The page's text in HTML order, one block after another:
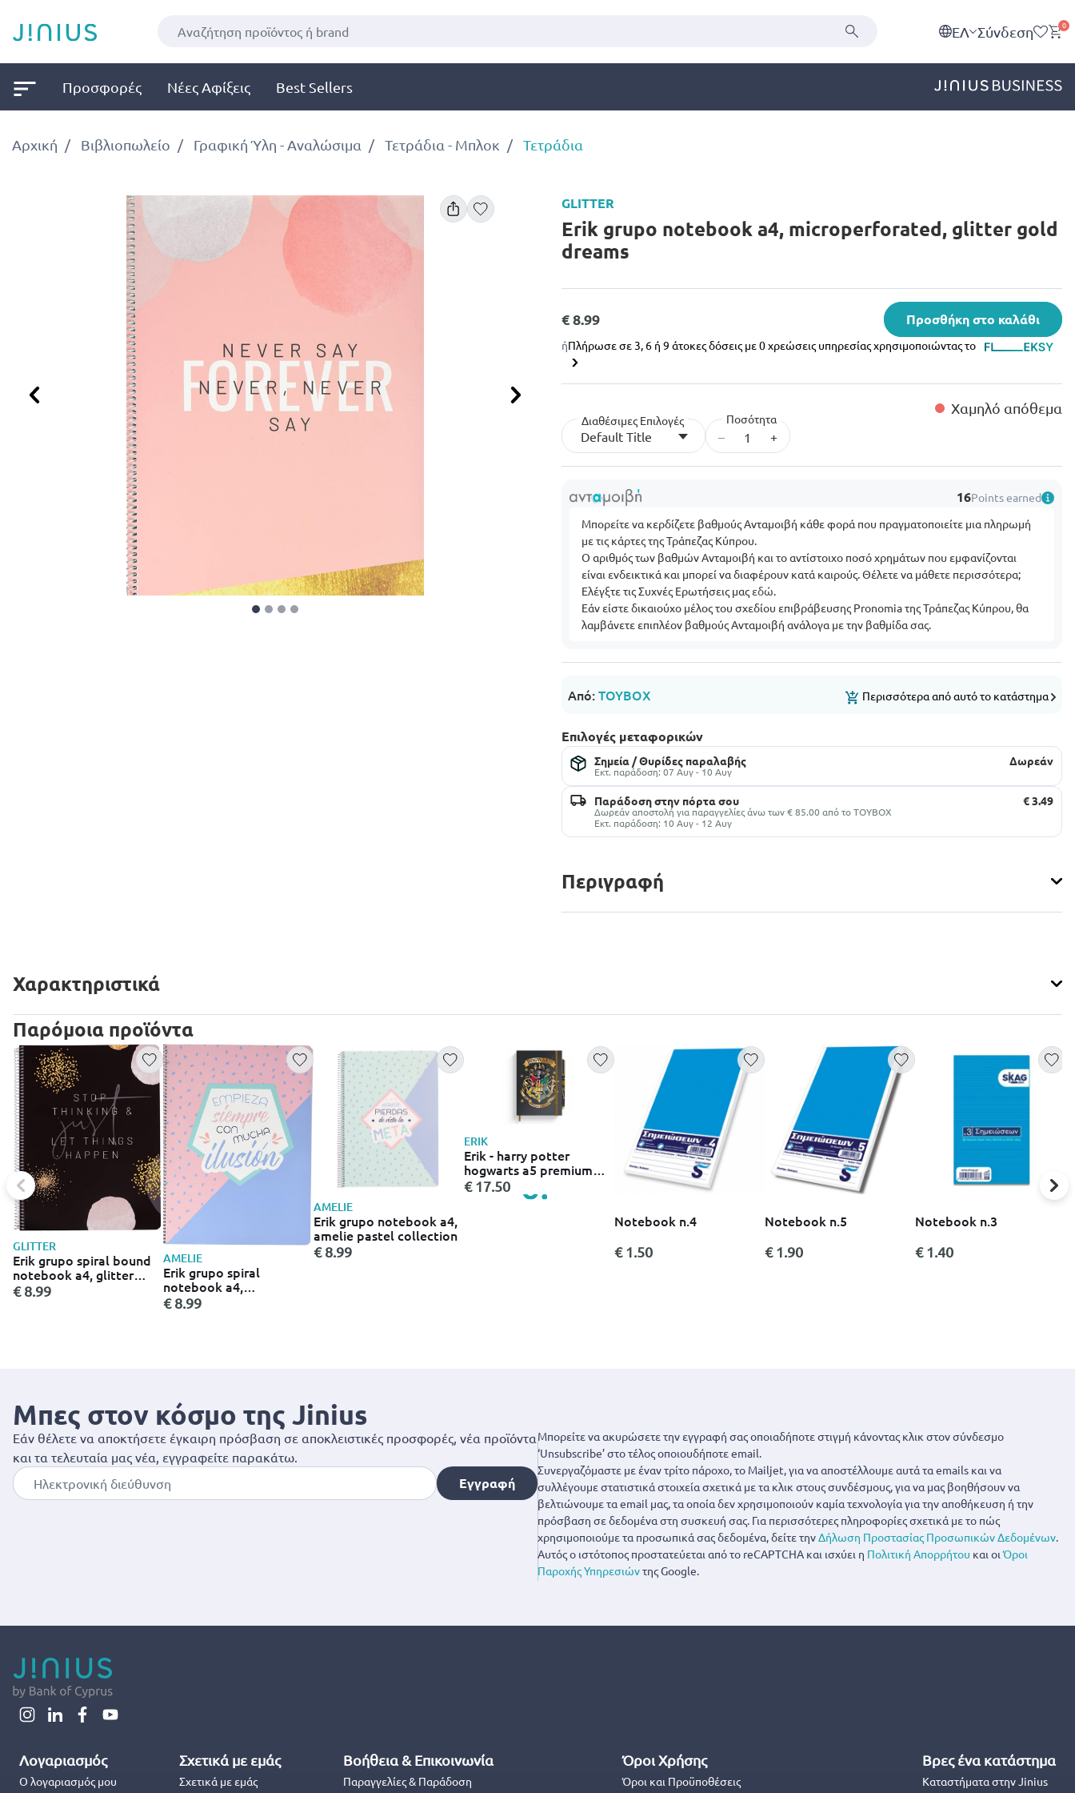
EΛ Σύνδεση 0
Προσφορές Νέες Αφίξεις Best Sellers
Αρχική Βιβλιοπωλείο Γραφική Ύλη - Αναλώσιμα Τετράδια - Μπλοκ Τετράδια
Προηγούμενο
GLITTER
Erik grupo notebook a4, microperforated, glitter gold
dreams
€ 8.99 Προσθήκη στο καλάθι
ήΠλήρωσε σε 3, 6 ή 9 άτοκες δόσεις με 0 χρεώσεις υπηρεσίας χρησιμοποιώντας το
Χαμηλό απόθεμα
Διαθέσιμες Επιλογές
Default Title
Ποσότητα
– +
16Points earned
Μπορείτε να κερδίζετε βαθμούς Ανταμοιβή κάθε φορά που πραγματοποιείτε μια πληρωμή
με τις κάρτες της Τράπεζας Κύπρου.
Ο αριθμός των βαθμών Ανταμοιβή και το αντίστοιχο ποσό χρημάτων που εμφανίζονται
είναι ενδεικτικά και μπορεί να διαφέρουν κατά καιρούς. Θέλετε να μάθετε περισσότερα;
Ελέγξτε τις Συχνές Ερωτήσεις μαςεδώ.
Εάν είστε δικαιούχο μέλος του σχεδίου επιβράβευσης Pronomia της Τράπεζας Κύπρου, θα
λαμβάνετε επιπλέον βαθμούς Ανταμοιβή ανάλογα με την βαθμίδα σας.
Από:TOYBOX Περισσότερα από αυτό το κατάστημα
Επιλογές μεταφορικών
Σημεία / Θυρίδες παραλαβής
Εκτ. παράδοση: 07 Αυγ - 10 Αυγ
Δωρεάν
Παράδοση στην πόρτα σου
Δωρεάν αποστολή για παραγγελίες άνω των € 85.00 από το TOYBOX
Εκτ. παράδοση: 10 Αυγ - 12 Αυγ
€ 3.49
Περιγραφή
Χαρακτηριστικά
Παρόμοια προϊόντα
GLITTER
Erik grupo spiral bound
notebook a4, glitter
gold dreams
€ 8.99
AMELIE
Erik grupo spiral
notebook a4,
microperforated, amelie
€ 8.99
AMELIE
Erik grupo notebook a4,
amelie pastel collection
€ 8.99
ERIK
Erik - harry potter
hogwarts a5 premium
notebook with pen
€ 17.50
Notebook n.4
€ 1.50
Notebook n.5
€ 1.90
Notebook n.3
€ 1.40
Μπες στον κόσμο της Jinius
Εάν θέλετε να αποκτήσετε έγκαιρη πρόσβαση σε αποκλειστικές προσφορές, νέα προϊόντα
και τα τελευταία μας νέα, εγγραφείτε παρακάτω.
Εγγραφή
Μπορείτε να ακυρώσετε την εγγραφή σας οποιαδήποτε στιγμή κάνοντας κλικ στον σύνδεσμο
‘Unsubscribe’ στο τέλος οποιουδήποτε email.
Συνεργαζόμαστε με έναν τρίτο πάροχο, το Mailjet, για να αποστέλλουμε αυτά τα emails και να
συλλέγουμε στατιστικά στοιχεία σχετικά με τα κλικ στους συνδέσμους, για να μας βοηθήσουν να
βελτιώνουμε τα email μας, τα οποία δεν χρησιμοποιούν καμία τεχνολογία για την αποθήκευση ή την
πρόσβαση σε δεδομένα στη συσκευή σας. Για περισσότερες πληροφορίες σχετικά με το πώς
χρησιμοποιούμε τα προσωπικά σας δεδομένα, δείτε τηνΔήλωση Προστασίας Προσωπικών Δεδομένων.
Αυτός ο ιστότοπος προστατεύεται από το reCAPTCHA και ισχύει η Πολιτική Απορρήτου και οιΌροι
Παροχής Υπηρεσιώντης Google.
Λογαριασμός
Ο λογαριασμός μου
Σχετικά με εμάς
Σχετικά με εμάς
Βοήθεια & Επικοινωνία
Παραγγελίες & Παράδοση
Όροι Χρήσης
Όροι και Προϋποθέσεις
Βρες ένα κατάστημα
Καταστήματα στην Jinius